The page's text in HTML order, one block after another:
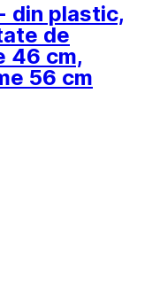
din plastic,
de
46 cm,
56 cm